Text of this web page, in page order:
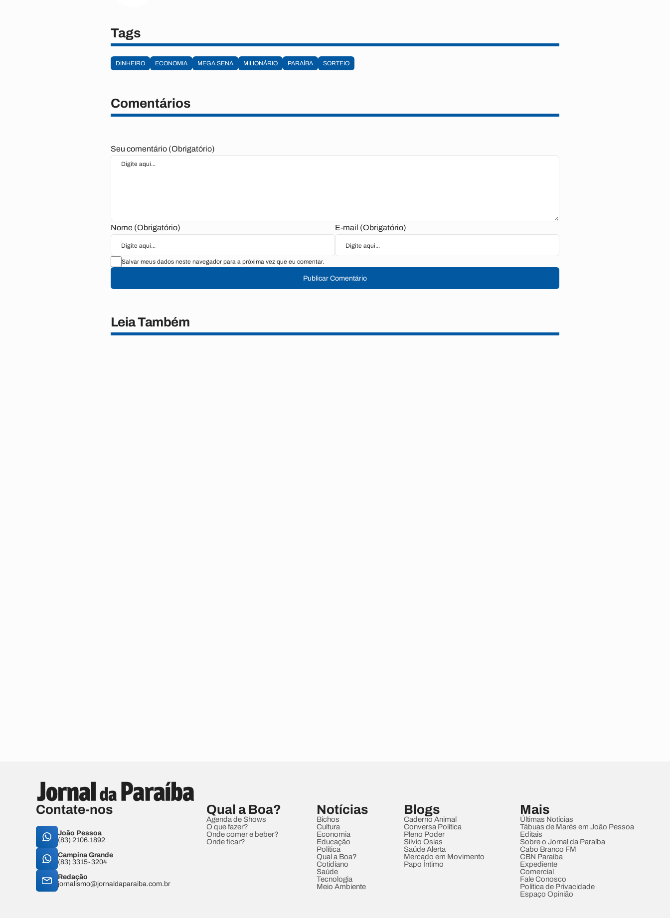
Tags
DINHEIRO ECONOMIA MEGA SENA MILIONÁRIO PARAÍBA SORTEIO
Comentários
Seu comentário (Obrigatório)
Nome (Obrigatório) E-mail (Obrigatório)
Salvar meus dados neste navegador para a próxima vez que eu comentar.
Publicar Comentário
Leia Também
Contate-nos
João Pessoa
(83) 2106.1892
Campina Grande
(83) 3315-3204
Redação
jornalismo@jornaldaparaiba.com.br
Qual a Boa?
Agenda de Shows
O que fazer?
Onde comer e beber?
Onde ficar?
Notícias
Bichos
Cultura
Economia
Educação
Política
Qual a Boa?
Cotidiano
Saúde
Tecnologia
Meio Ambiente
Blogs
Caderno Animal
Conversa Política
Pleno Poder
Sílvio Osias
Saúde Alerta
Mercado em Movimento
Papo Íntimo
Mais
Últimas Notícias
Tábuas de Marés em João Pessoa
Editais
Sobre o Jornal da Paraíba
Cabo Branco FM
CBN Paraíba
Expediente
Comercial
Fale Conosco
Política de Privacidade
Espaço Opinião